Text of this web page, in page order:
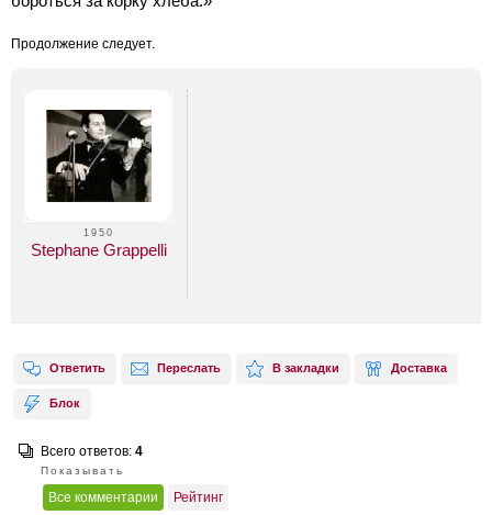
Продолжение следует.
1950
Stephane Grappelli
Ответить Переслать В закладки Доставка
Блок
Всего ответов: 4
Показывать
Все комментарии Рейтинг